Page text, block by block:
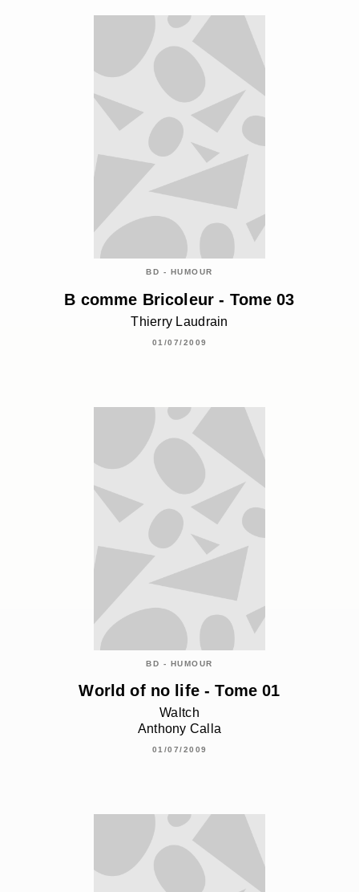
BD - HUMOUR
B comme Bricoleur - Tome 03
Thierry Laudrain
01/07/2009
BD - HUMOUR
World of no life - Tome 01
Waltch
Anthony Calla
01/07/2009